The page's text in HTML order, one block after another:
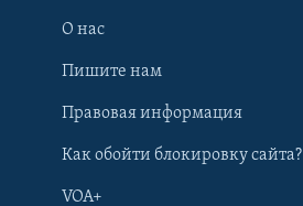
О нас
Пишите нам
Правовая информация
Как обойти блокировку сайта?
VOA+